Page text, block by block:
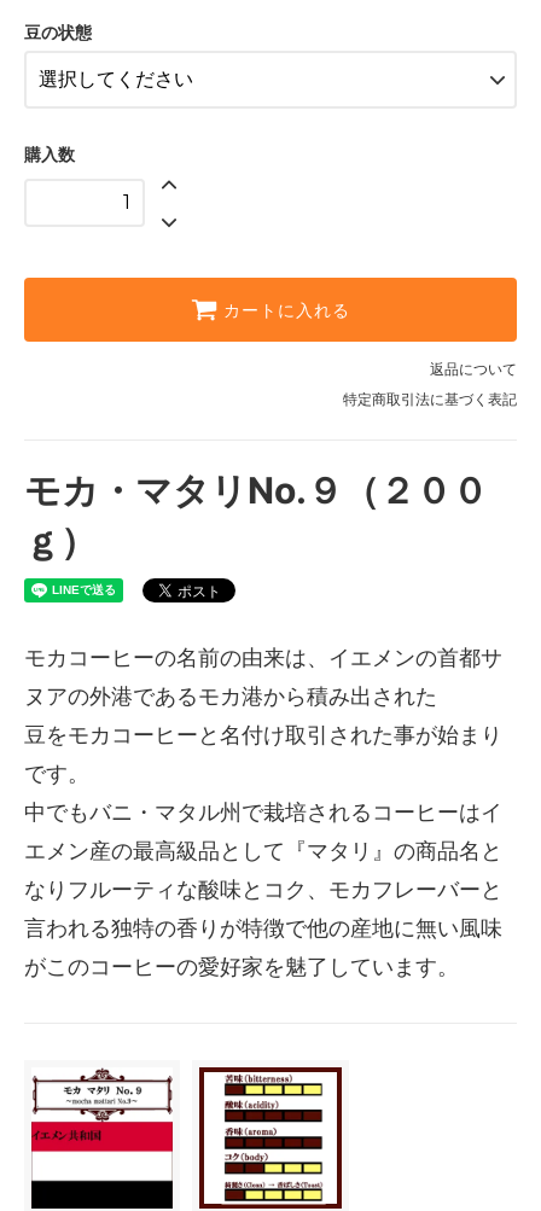
豆の状態
購入数
カートに入れる
返品について
特定商取引法に基づく表記
モカ・マタリNo.９（２００
ｇ）
モカコーヒーの名前の由来は、イエメンの首都サ
ヌアの外港であるモカ港から積み出された
豆をモカコーヒーと名付け取引された事が始まり
です。
中でもバニ・マタル州で栽培されるコーヒーはイ
エメン産の最高級品として『マタリ』の商品名と
なりフルーティな酸味とコク、モカフレーバーと
言われる独特の香りが特徴で他の産地に無い風味
がこのコーヒーの愛好家を魅了しています。